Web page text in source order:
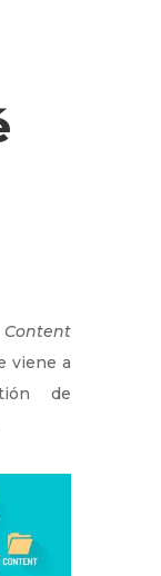
Content
viene a
de